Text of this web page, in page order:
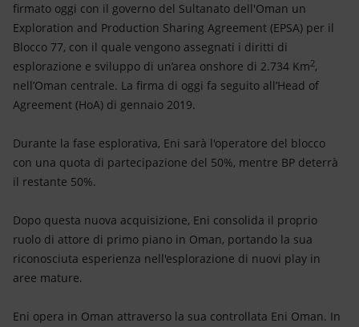
firmato oggi con il governo del Sultanato dell'Oman un
Exploration and Production Sharing Agreement (EPSA) per il
Blocco 77, con il quale vengono assegnati i diritti di
esplorazione e sviluppo di un’area onshore di 2.734 Km2,
nell’Oman centrale. La firma di oggi fa seguito all’Head of
Agreement (HoA) di gennaio 2019.
Durante la fase esplorativa, Eni sarà l'operatore del blocco
con una quota di partecipazione del 50%, mentre BP deterrà
il restante 50%.
Dopo questa nuova acquisizione, Eni consolida il proprio
ruolo di attore di primo piano in Oman, portando la sua
riconosciuta esperienza nell'esplorazione di nuovi play in
aree mature.
Eni opera in Oman attraverso la sua controllata Eni Oman. In